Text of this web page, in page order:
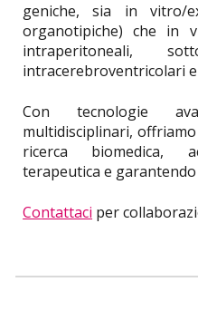
geniche, sia in vitro/
organotipiche) che in
intraperitoneali,
intracerebroventricolari
Con tecnologie
multidisciplinari,
ricerca biomedica,
terapeutica e
Contattaci per